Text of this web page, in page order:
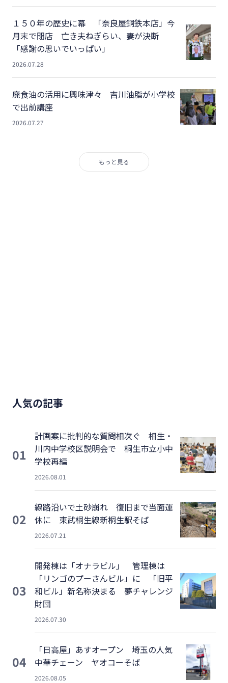
１５０年の歴史に幕 「奈良屋銅鉄本店」今
月末で閉店 亡き夫ねぎらい、妻が決断
「感謝の思いでいっぱい」
2026.07.28
廃食油の活用に興味津々 吉川油脂が小学校
で出前講座
2026.07.27
もっと見る
人気の記事
01
計画案に批判的な質問相次ぐ 相生・
川内中学校区説明会で 桐生市立小中
学校再編
2026.08.01
02
線路沿いで土砂崩れ 復旧まで当面運
休に 東武桐生線新桐生駅そば
2026.07.21
03
開発棟は「オナラビル」 管理棟は
「リンゴのプーさんビル」に 「旧平
和ビル」新名称決まる 夢チャレンジ
財団
2026.07.30
04
「日高屋」あすオープン 埼玉の人気
中華チェーン ヤオコーそば
2026.08.05